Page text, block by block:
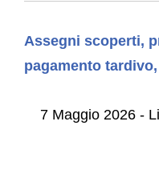
Assegni scoperti,
pagamento
7 Maggio 2026 -